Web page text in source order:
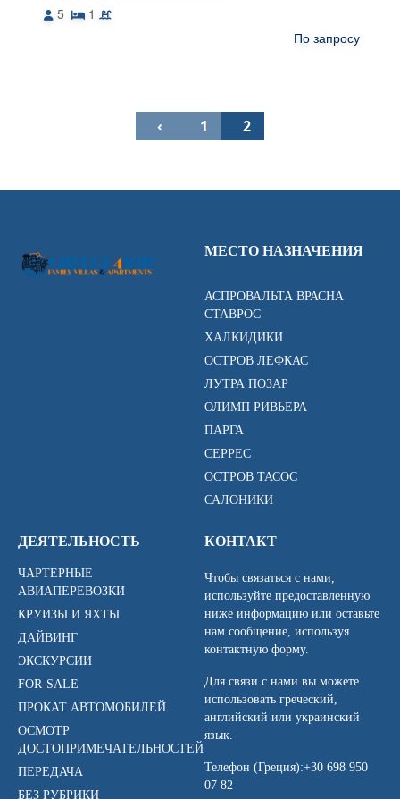
5
1
По запросу
‹ 1 2
МЕСТО НАЗНАЧЕНИЯ
АСПРОВАЛЬТА ВРАСНА
СТАВРОС
ХАЛКИДИКИ
ОСТРОВ ЛЕФКАС
ЛУТРА ПОЗАР
ОЛИМП РИВЬЕРА
ПАРГА
СЕРРЕС
ОСТРОВ ТАСОС
САЛОНИКИ
ДЕЯТЕЛЬНОСТЬ
ЧАРТЕРНЫЕ
АВИАПЕРЕВОЗКИ
КРУИЗЫ И ЯХТЫ
ДАЙВИНГ
ЭКСКУРСИИ
FOR-SALE
ПРОКАТ АВТОМОБИЛЕЙ
ОСМОТР
ДОСТОПРИМЕЧАТЕЛЬНОСТЕЙ
ПЕРЕДАЧА
БЕЗ РУБРИКИ
КОНТАКТ
Чтобы связаться с нами,
используйте предоставленную
ниже информацию или оставьте
нам сообщение, используя
контактную форму.
Для связи с нами вы можете
использовать греческий,
английский или украинский
язык.
Телефон (Греция):+30 698 950
07 82